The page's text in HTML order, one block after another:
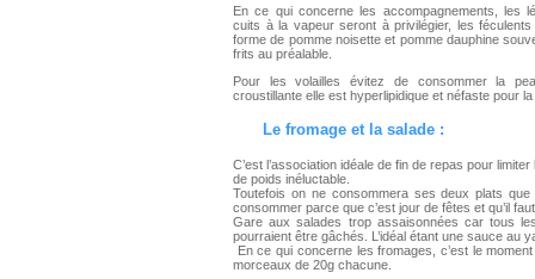
En ce qui concerne les accompagnements, les
cuits à la vapeur seront à privilégier, les
forme de pomme noisette et pomme dauphine
frits au préalable.
Pour les volailles évitez de consommer la
croustillante elle est hyperlipidique et néfaste pour
Le fromage et la salade :
C’est l’association idéale de fin de repas pour
de poids inéluctable.
Toutefois on ne consommera ses deux plats
consommer parce que c’est jour de fêtes et qu’il
Gare aux salades trop assaisonnées car tous
pourraient être gâchés. L’idéal étant une sauce au
En ce qui concerne les fromages, c’est le
morceaux de 20g chacune.